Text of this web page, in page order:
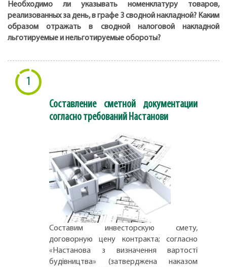
Необходимо ли указывать номенклатуру товаров,
реализованных за день, в графе 3 сводной накладной? Каким
образом отражать в сводной налоговой накладной
льготируемые и нельготируемые обороты?
1
Составление сметной документации
согласно требований Настанови
Составим инвесторскую смету,
договорную цену контракта; согласно
«Настанова з визначення вартості
будівництва» (затверджена наказом